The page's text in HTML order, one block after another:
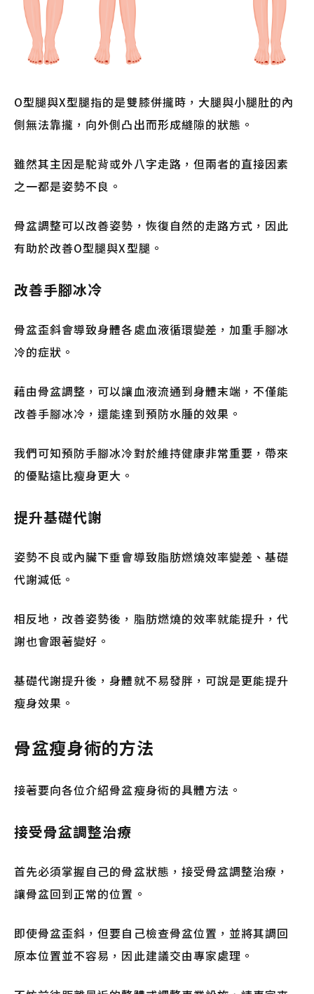
O型腿與X型腿指的是雙膝併攏時，大腿與小腿肚的內
側無法靠攏，向外側凸出而形成縫隙的狀態。
雖然其主因是駝背或外八字走路，但兩者的直接因素
之一都是姿勢不良。
骨盆調整可以改善姿勢，恢復自然的走路方式，因此
有助於改善O型腿與X型腿。
改善手腳冰冷
骨盆歪斜會導致身體各處血液循環變差，加重手腳冰
冷的症狀。
藉由骨盆調整，可以讓血液流通到身體末端，不僅能
改善手腳冰冷，還能達到預防水腫的效果。
我們可知預防手腳冰冷對於維持健康非常重要，帶來
的優點遠比瘦身更大。
提升基礎代謝
姿勢不良或內臟下垂會導致脂肪燃燒效率變差、基礎
代謝減低。
相反地，改善姿勢後，脂肪燃燒的效率就能提升，代
謝也會跟著變好。
基礎代謝提升後，身體就不易發胖，可說是更能提升
瘦身效果。
骨盆瘦身術的方法
接著要向各位介紹骨盆瘦身術的具體方法。
接受骨盆調整治療
首先必須掌握自己的骨盆狀態，接受骨盆調整治療，
讓骨盆回到正常的位置。
即使骨盆歪斜，但要自己檢查骨盆位置，並將其調回
原本位置並不容易，因此建議交由專家處理。